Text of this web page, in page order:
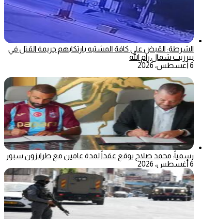
الشرطة: القبض على كافة المشتبه بارتكابهم جريمة القتل في
بيرزيت شمال رام الله
6 أغسطس، 2026
رسمياً: محمد صلاح يوقع عقداً لمدة عامين مع طرابزون سبور
6 أغسطس، 2026